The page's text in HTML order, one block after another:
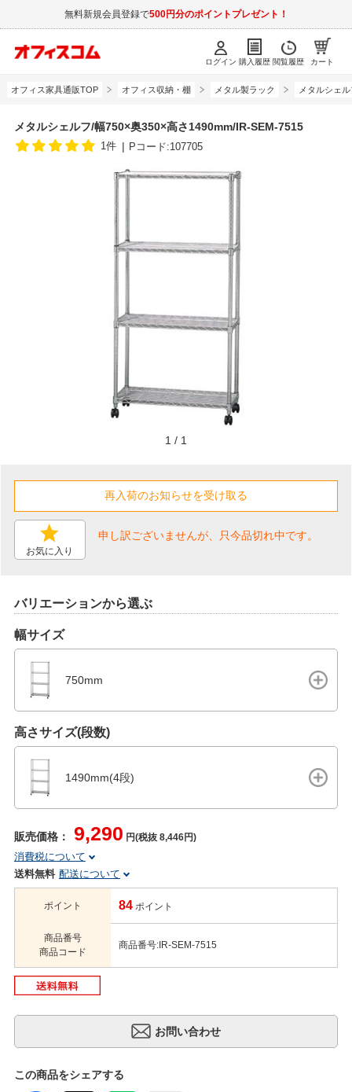
無料新規会員登録で500円分のポイントプレゼント！
ログイン 購入履歴 閲覧履歴 カート
オフィス家具通販TOP オフィス収納・棚 メタル製ラック メタルシェ
メタルシェルフ/幅750×奥350×高さ1490mm/IR-SEM-7515
1件 Pコード:107705
1 / 1
お気に入り
申し訳ございませんが、只今品切れ中です。
バリエーションから選ぶ
幅サイズ
750mm
高さサイズ(段数)
1490mm(4段)
販売価格： 9,290 円(税抜 8,446円)
消費税について
送料無料 配送について
ポイント 84 ポイント
商品番号
商品コード
商品番号:IR-SEM-7515
この商品をシェアする